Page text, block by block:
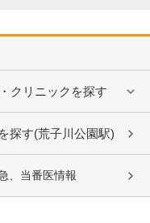
クリニックを探す
探す(荒子川公園駅)
、当番医情報